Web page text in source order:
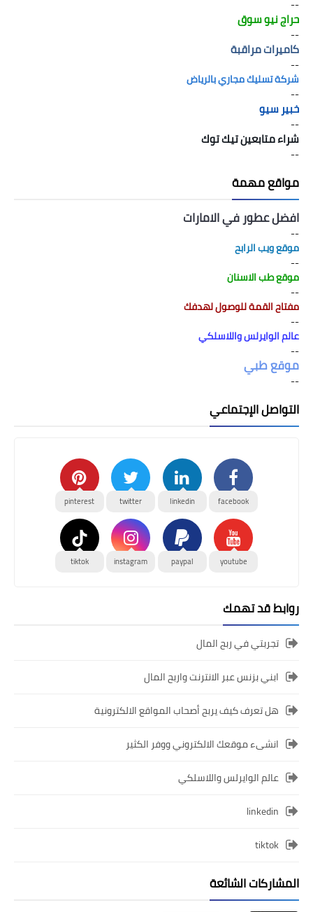
--
حراج نيو سوق
--
كاميرات مراقبة
--
شركة تسليك مجاري بالرياض
--
خبير سيو
--
شراء متابعين تيك توك
--
مواقع مهمة
افضل عطور في الامارات
--
موقع ويب الرابح
--
موقع طب الاسنان
--
مفتاح القمة للوصول لهدفك
--
عالم الوايرلس واللاسلكي
--
موقع طبي
--
التواصل الإجتماعي
facebook
linkedin
twitter
pinterest
youtube
paypal
instagram
tiktok
روابط قد تهمك
تجربتي في ربح المال
ابني بزنس عبر الانترنت واربح المال
هل تعرف كيف يربح أصحاب المواقع الالكترونية
انشىء موقعك الالكتروني ووفر الكثير
عالم الوايرلس واللاسلكي
linkedin
tiktok
المشاركات الشائعة